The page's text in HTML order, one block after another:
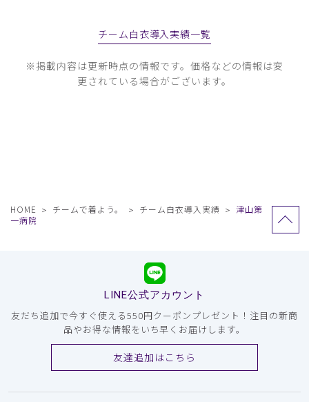
チーム白衣導入実績一覧
※掲載内容は更新時点の情報です。価格などの情報は変
更されている場合がございます。
HOME チームで着よう。 チーム白衣導入実績
津山第
一病院
LINE公式アカウント
友だち追加で今すぐ使える550円クーポンプレゼント！注目の新商
品やお得な情報をいち早くお届けします。
友達追加はこちら